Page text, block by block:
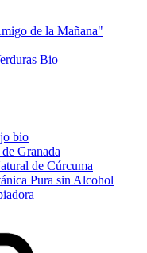
de la Mañana"
Bio
bio
Granada
de Cúrcuma
Pura sin Alcohol